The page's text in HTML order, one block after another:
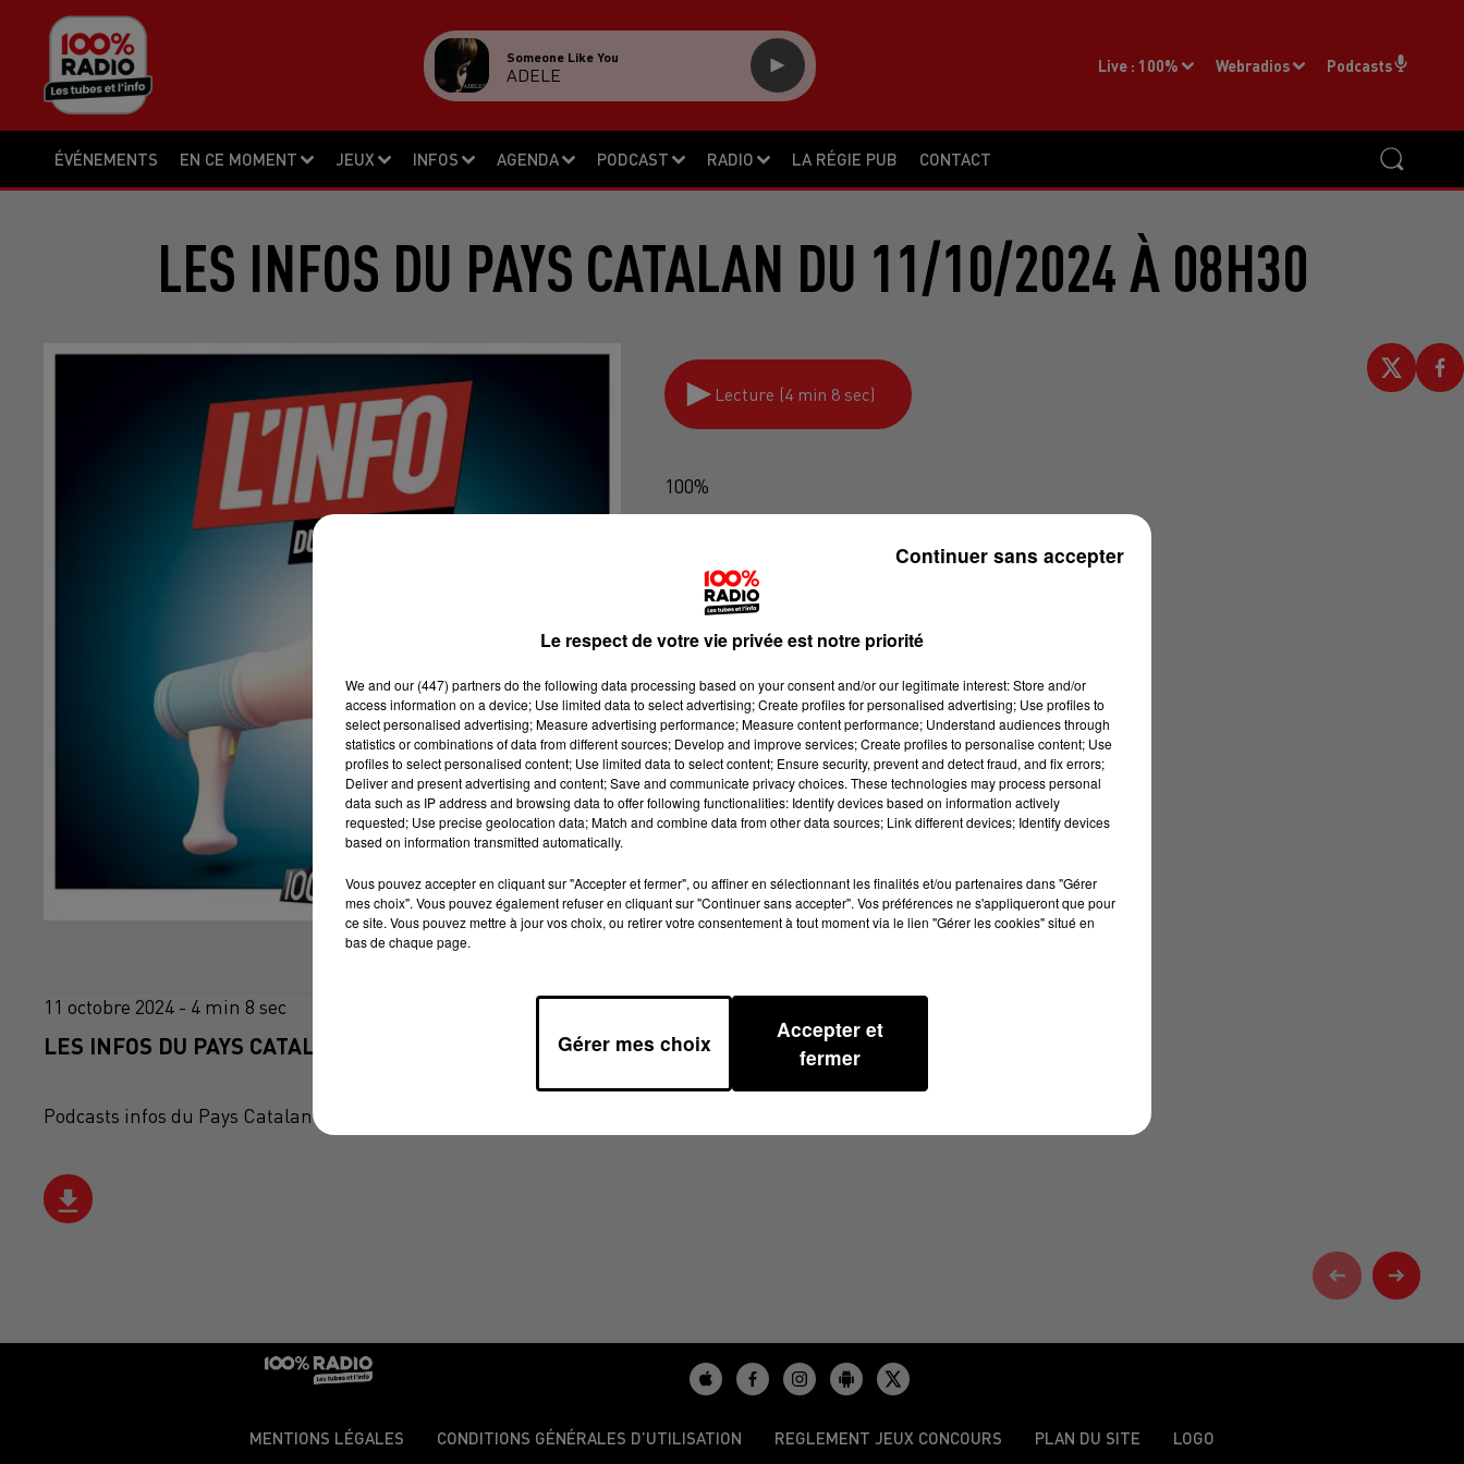
ÉVÉNEMENTS EN CE MOMENT JEUX INFOS AGENDA PODCAST RADIO LA RÉGIE PUB CONTACT
Live : 100% Webradios Podcasts
Someone Like You
ADELE
LES INFOS DU PAYS CATALAN DU 11/10/2024 À 08H30
Lecture (4 min 8 sec)
100%
11 octobre 2024 - 4 min 8 sec
LES INFOS DU PAYS CATALAN DU 11/10/2024 À 08H30
Podcasts infos du Pays Catalan
MENTIONS LÉGALES CONDITIONS GÉNÉRALES D’UTILISATION REGLEMENT JEUX CONCOURS PLAN DU SITE LOGO
Le respect de votre vie privée est notre priorité
We and our (447) partnersdo the following data processing based on your consent and/or our legitimate interest: Store and/or
access information on a device; Use limited data to select advertising; Create profiles for personalised advertising; Use profiles to
select personalised advertising; Measure advertising performance; Measure content performance; Understand audiences through
statistics or combinations of data from different sources; Develop and improve services; Create profiles to personalise content; Use
profiles to select personalised content; Use limited data to select content; Ensure security, prevent and detect fraud, and fix errors;
Deliver and present advertising and content; Save and communicate privacy choices. These technologies may process personal
data such as IP address and browsing data to offer following functionalities: Identify devices based on information actively
requested; Use precise geolocation data; Match and combine data from other data sources; Link different devices; Identify devices
based on information transmitted automatically.
Vous pouvez accepter en cliquant sur "Accepter et fermer", ou affiner en sélectionnant les finalités et/ou partenaires dans "Gérer
mes choix". Vous pouvez également refuser en cliquant sur "Continuer sans accepter". Vos préférences ne s'appliqueront que pour
ce site. Vous pouvez mettre à jour vos choix, ou retirer votre consentement à tout moment via le lien "Gérer les cookies" situé en
bas de chaque page.
Gérer mes choix
Accepter et
fermer
Continuer sans accepter